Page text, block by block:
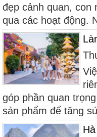
đẹp cảnh quan, con
qua các hoạt động.
góp phần quan
sản phẩm để tăng